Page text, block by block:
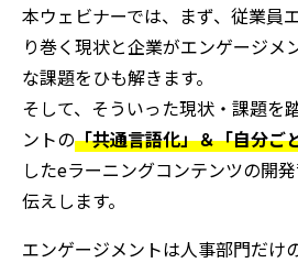
本ウェビナーでは、まず、従業員
り巻く現状と企業がエンゲージメ
な課題をひも解きます。
そして、そういった現状・課題を
ントの「共通言語化」＆「自分ご
したeラーニングコンテンツの開
伝えします。
エンゲージメントは人事部門だけ